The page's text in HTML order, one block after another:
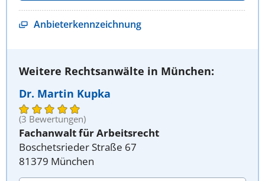
Anbieterkennzeichnung
Weitere Rechtsanwälte in München:
Dr. Martin Kupka
(3 Bewertungen)
Fachanwalt für Arbeitsrecht
Boschetsrieder Straße 67
81379 München